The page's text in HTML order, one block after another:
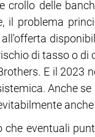
crollo delle
il problema
di tasso o di
E il 2023
Anche
che eventuali